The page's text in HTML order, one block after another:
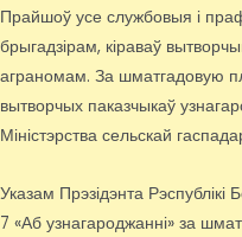
Прайшоў усе службовыя і
брыгадзірам, кіраваў
аграномам. За шматгадовую
вытворчых паказчыкаў
Міністэрства сельскай
Указам Прэзідэнта
7 «Аб узнагароджанні» за